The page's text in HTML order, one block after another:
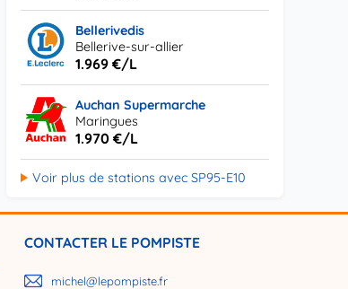
Bellerivedis
Bellerive-sur-allier
1.969 €/L
Auchan Supermarche
Maringues
1.970 €/L
Voir plus de stations avec SP95-E10
CONTACTER LE POMPISTE
michel@lepompiste.fr